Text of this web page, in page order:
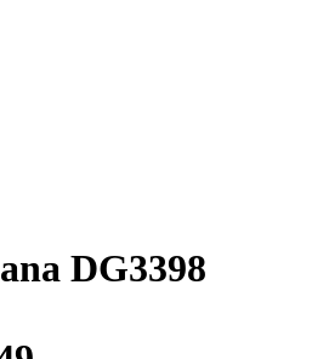
DG3398